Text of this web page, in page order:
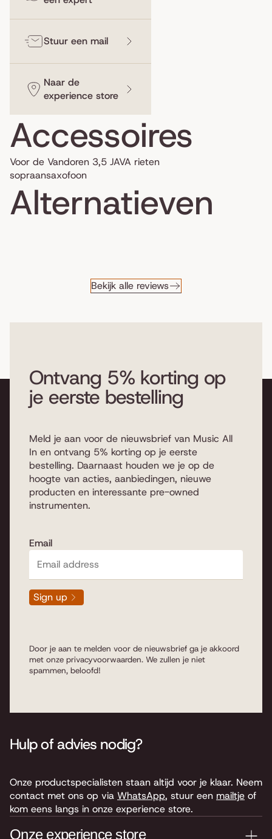
Stuur een mail
Naar de
experience store
Accessoires
Voor de Vandoren 3,5 JAVA rieten
sopraansaxofoon
Alternatieven
Bekijk alle reviews
Ontvang 5% korting op
je eerste bestelling
Meld je aan voor de nieuwsbrief van Music All
In en ontvang 5% korting op je eerste
bestelling. Daarnaast houden we je op de
hoogte van acties, aanbiedingen, nieuwe
producten en interessante pre-owned
instrumenten.
Email
Sign up
Door je aan te melden voor de nieuwsbrief ga je akkoord
met onze privacyvoorwaarden. We zullen je niet
spammen, beloofd!
Hulp of advies nodig?
Onze productspecialisten staan altijd voor je klaar. Neem
contact met ons op via WhatsApp, stuur een mailtje of
kom eens langs in onze experience store.
Onze experience store